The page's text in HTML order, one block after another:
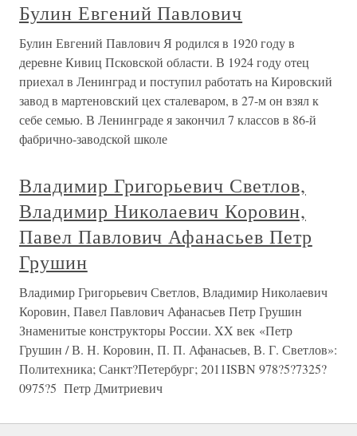
Булин Евгений Павлович
Булин Евгений Павлович Я родился в 1920 году в
деревне Кивиц Псковской области. В 1924 году отец
приехал в Ленинград и поступил работать на Кировский
завод в мартеновский цех сталеваром, в 27-м он взял к
себе семью. В Ленинграде я закончил 7 классов в 86-й
фабрично-заводской школе
Владимир Григорьевич Светлов,
Владимир Николаевич Коровин,
Павел Павлович Афанасьев Петр
Грушин
Владимир Григорьевич Светлов, Владимир Николаевич
Коровин, Павел Павлович Афанасьев Петр Грушин
Знаменитые конструкторы России. XX век «Петр
Грушин / В. Н. Коровин, П. П. Афанасьев, В. Г. Светлов»:
Политехника; Санкт?Петербург; 2011ISBN 978?5?7325?
0975?5 Петр Дмитриевич